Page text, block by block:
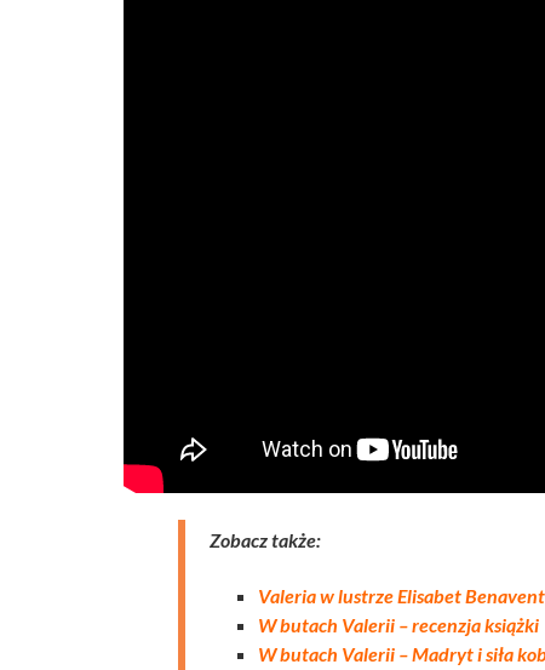
Zobacz także:
Valeria w lustrze Elisabet
W butach Valerii – recenzja książki
W butach Valerii – Madryt i siła